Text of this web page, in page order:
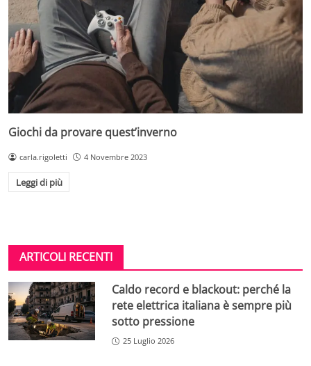
Giochi da provare quest’inverno
carla.rigoletti 4 Novembre 2023
Leggi di più
ARTICOLI RECENTI
Caldo record e blackout: perché la
rete elettrica italiana è sempre più
sotto pressione
25 Luglio 2026